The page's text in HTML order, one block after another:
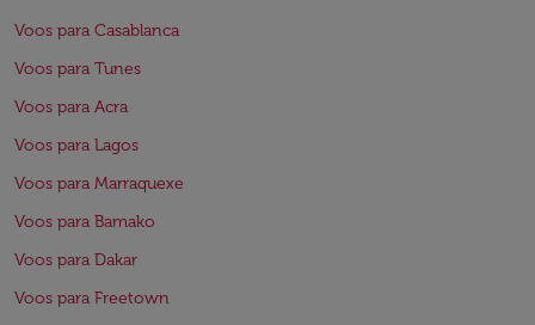
Voos para Casablanca
Voos para Tunes
Voos para Acra
Voos para Lagos
Voos para Marraquexe
Voos para Bamako
Voos para Dakar
Voos para Freetown